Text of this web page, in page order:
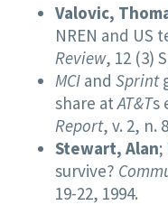
Valovic,
NREN and US
Review, 12 (3)
MCI and Sprint
share atAT&Ts
Report, v. 2, n.
Stewart, Alan;
survive?
19-22, 1994.